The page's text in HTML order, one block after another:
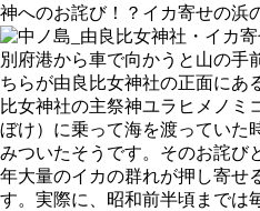
神へのお詫び！？イカ寄せの浜
別府港から車で向かうと山の手
ちらが由良比女神社の正面にあ
比女神社の主祭神ユラヒメノミ
ぼけ）に乗って海を渡っていた
みついたそうです。そのお詫び
年大量のイカの群れが押し寄せ
す。実際に、昭和前半頃までは